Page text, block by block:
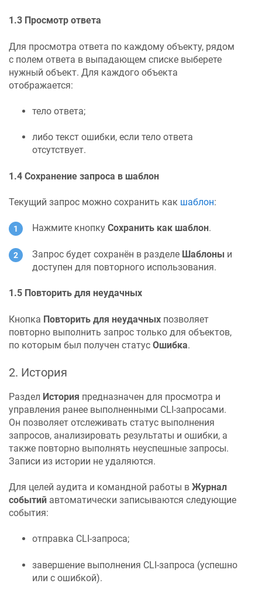
1.3 Просмотр ответа
Для просмотра ответа по каждому объекту, рядом
с полем ответа в выпадающем списке выберете
нужный объект. Для каждого объекта
отображается:
тело ответа;
либо текст ошибки, если тело ответа
отсутствует.
1.4 Сохранение запроса в шаблон
Текущий запрос можно сохранить как шаблон:
Нажмите кнопку Сохранить как шаблон.
Запрос будет сохранён в разделе Шаблоны и
доступен для повторного использования.
1.5 Повторить для неудачных
Кнопка Повторить для неудачных позволяет
повторно выполнить запрос только для объектов,
по которым был получен статус Ошибка.
2. История
Раздел История предназначен для просмотра и
управления ранее выполненными CLI-запросами.
Он позволяет отслеживать статус выполнения
запросов, анализировать результаты и ошибки, а
также повторно выполнять неуспешные запросы.
Записи из истории не удаляются.
Для целей аудита и командной работы в Журнал
событий автоматически записываются следующие
события:
отправка CLI-запроса;
завершение выполнения CLI-запроса (успешно
или с ошибкой).